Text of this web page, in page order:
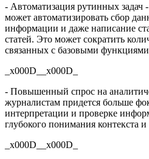
- Автоматизация рутинных задач
может автоматизировать сбор
информации и даже написание
статей. Это может сократить
связанных с базовыми
_x000D__x000D_
- Повышенный спрос на
журналистам придется больше
интерпретации и проверке
глубокого понимания контекста
_x000D__x000D_